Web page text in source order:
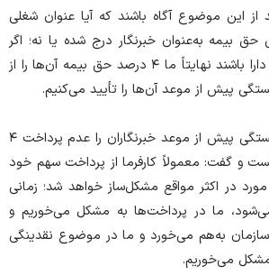
از این موضوع آگاه باشند که آیا عنوان شغلی
بیمه به‌عنوان خبرنگار درج شده یا نه؛ اگر
خبرنگاران همه شروط را دارا باشند نهایتاً ما ۴ درصد حق بیمه آن‌ها را از
پیش از موعد آن‌ها را تأیید می‌کنیم.
طهماسبی گره کار بازنشستگی پیش از موعد خبرنگاران را عدم پرداخت ۴
و گفت: معمولاً کارفرما از پرداخت سهم خود
در اکثر مواقع مشکل‌ساز خواهد شد؛ زمانی
ما در پرداخت‌ها به مشکل می‌خوریم و
به‌هم می‌خورد و ما در موضوع نقدینگی
می‌خوریم.